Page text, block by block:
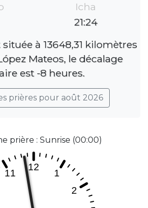
Icha
21:24
à 13648,31 kilomètres
Mateos, le décalage
est -8 heures.
prières pour août 2026
prière : Sunrise (00:00)